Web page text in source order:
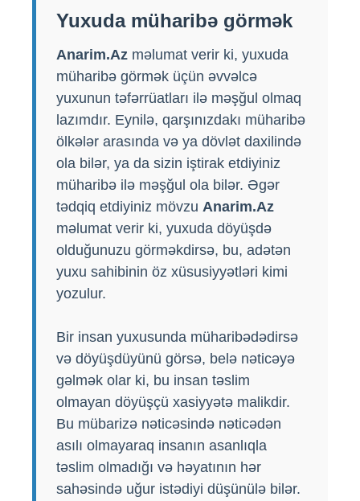
Yuxuda müharibə görmək
Anarim.Az məlumat verir ki, yuxuda
müharibə görmək üçün əvvəlcə
yuxunun təfərrüatları ilə məşğul olmaq
lazımdır. Eynilə, qarşınızdakı müharibə
ölkələr arasında və ya dövlət daxilində
ola bilər, ya da sizin iştirak etdiyiniz
müharibə ilə məşğul ola bilər. Əgər
tədqiq etdiyiniz mövzu Anarim.Az
məlumat verir ki, yuxuda döyüşdə
olduğunuzu görməkdirsə, bu, adətən
yuxu sahibinin öz xüsusiyyətləri kimi
yozulur.
Bir insan yuxusunda müharibədədirsə
və döyüşdüyünü görsə, belə nəticəyə
gəlmək olar ki, bu insan təslim
olmayan döyüşçü xasiyyətə malikdir.
Bu mübarizə nəticəsində nəticədən
asılı olmayaraq insanın asanlıqla
təslim olmadığı və həyatının hər
sahəsində uğur istədiyi düşünülə bilər.